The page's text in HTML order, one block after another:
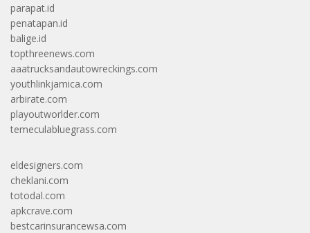
parapat.id
penatapan.id
balige.id
topthreenews.com
aaatrucksandautowreckings.com
youthlinkjamica.com
arbirate.com
playoutworlder.com
temeculabluegrass.com
eldesigners.com
cheklani.com
totodal.com
apkcrave.com
bestcarinsurancewsa.com